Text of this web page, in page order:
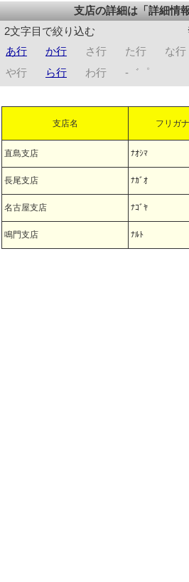
支店の詳細は「詳細情
2文字目で絞り込む
あ行 か行 さ行 た行 な行
や行
ら行 わ行 -゛゜
支店名 フリガナ
直島支店 ﾅｵｼﾏ
長尾支店 ﾅｶﾞｵ
名古屋支店 ﾅｺﾞﾔ
鳴門支店 ﾅﾙﾄ